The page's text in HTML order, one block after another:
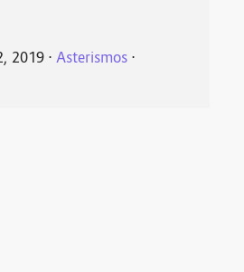
2019 ⋅Asterismos ⋅